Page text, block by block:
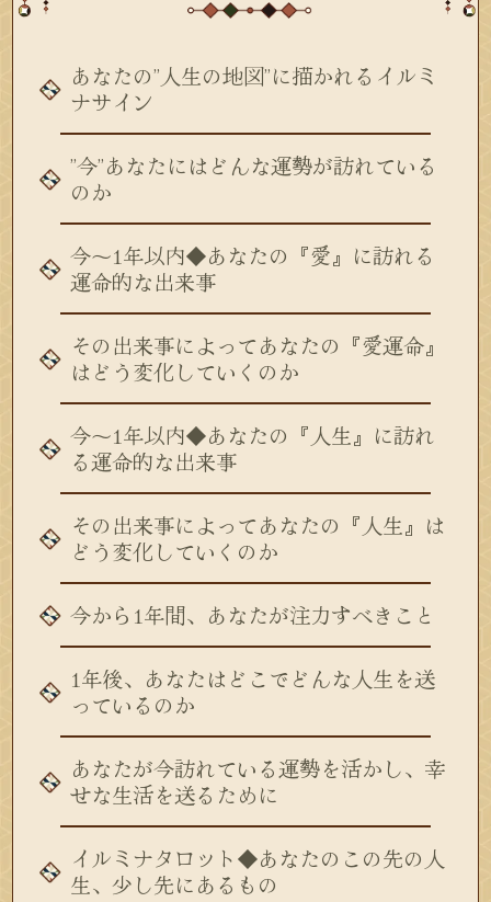
あなたの”人生の地図”に描かれるイルミ
ナサイン
”今”あなたにはどんな運勢が訪れている
のか
今～1年以内◆あなたの『愛』に訪れる
運命的な出来事
その出来事によってあなたの『愛運命』
はどう変化していくのか
今～1年以内◆あなたの『人生』に訪れ
る運命的な出来事
その出来事によってあなたの『人生』は
どう変化していくのか
今から1年間、あなたが注力すべきこと
1年後、あなたはどこでどんな人生を送
っているのか
あなたが今訪れている運勢を活かし、幸
せな生活を送るために
イルミナタロット◆あなたのこの先の人
生、少し先にあるもの